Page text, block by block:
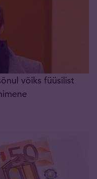
võiks füüsilist